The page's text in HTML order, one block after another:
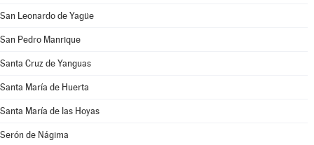
San Leonardo de Yagüe
San Pedro Manrique
Santa Cruz de Yanguas
Santa María de Huerta
Santa María de las Hoyas
Serón de Nágima